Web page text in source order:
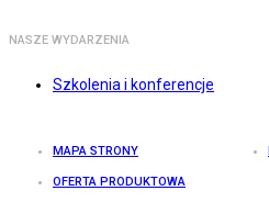
NASZE WYDARZENIA
Szkolenia i konferencje
MAPA STRONY
OFERTA PRODUKTOWA